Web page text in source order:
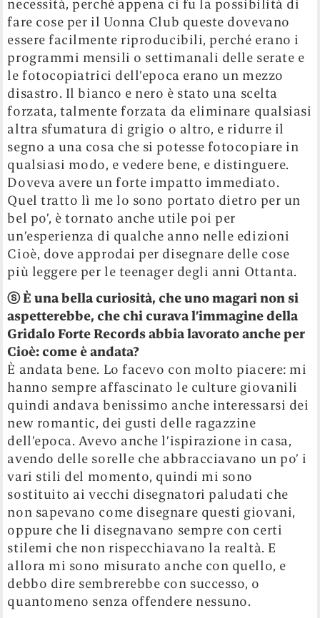
necessità, perché appena ci fu la possibilità di
fare cose per il Uonna Club queste dovevano
essere facilmente riproducibili, perché erano i
programmi mensili o settimanali delle serate e
le fotocopiatrici dell’epoca erano un mezzo
disastro. Il bianco e nero è stato una scelta
forzata, talmente forzata da eliminare qualsiasi
altra sfumatura di grigio o altro, e ridurre il
segno a una cosa che si potesse fotocopiare in
qualsiasi modo, e vedere bene, e distinguere.
Doveva avere un forte impatto immediato.
Quel tratto lì me lo sono portato dietro per un
bel po’, è tornato anche utile poi per
un’esperienza di qualche anno nelle edizioni
Cioè, dove approdai per disegnare delle cose
più leggere per le teenager degli anni Ottanta.
ⓢÈ una bella curiosità, che uno magari non si
aspetterebbe, che chi curava l’immagine della
Gridalo Forte Records abbia lavorato anche per
Cioè: come èandata?
È andata bene. Lo facevo con molto piacere: mi
hanno sempre affascinato le culture giovanili
quindi andava benissimo anche interessarsi dei
new romantic, dei gusti delle ragazzine
dell’epoca. Avevo anche l’ispirazione in casa,
avendo delle sorelle che abbracciavano un po’ i
vari stili del momento, quindi mi sono
sostituito ai vecchi disegnatori paludati che
non sapevano come disegnare questi giovani,
oppure che li disegnavano sempre con certi
stilemi che non rispecchiavano la realtà. E
allora mi sono misurato anche con quello, e
debbo dire sembrerebbe con successo, o
quantomeno senza offendere nessuno.